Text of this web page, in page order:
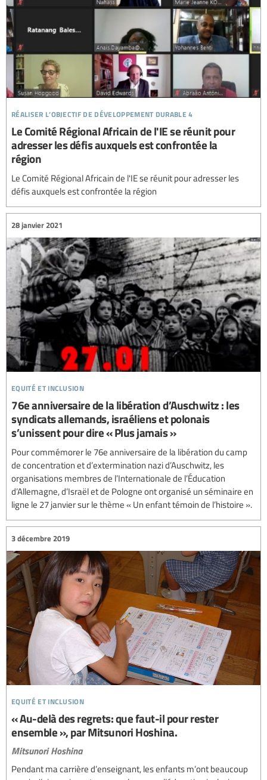
réaliser l’objectif de développement durable 4
Le Comité Régional Africain de l'IE se réunit pour
adresser les défis auxquels est confrontée la
région
Le Comité Régional Africain de l'IE se réunit pour adresser les
défis auxquels est confrontée la région
equité et inclusion
28 janvier 2021
76e anniversaire de la libération d’Auschwitz : les
syndicats allemands, israéliens et polonais
s’unissent pour dire « Plus jamais »
Pour commémorer le 76e anniversaire de la libération du camp
de concentration et d’extermination nazi d’Auschwitz, les
organisations membres de l’Internationale de l’Éducation
d’Allemagne, d’Israël et de Pologne ont organisé un séminaire en
ligne le 27 janvier sur le thème « Un enfant témoin de l’histoire ».
equité et inclusion
3 décembre 2019
« Au-delà des regrets: que faut-il pour rester
ensemble », par Mitsunori Hoshina.
Mitsunori Hoshina
Pendant ma carrière d’enseignant, les enfants m’ont beaucoup